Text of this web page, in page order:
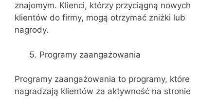
znajomym. Klienci, którzy przyciągną nowych
klientów do firmy, mogą otrzymać zniżki lub
nagrody.
Programy zaangażowania
Programy zaangażowania to programy, które
nagradzają klientów za aktywność na stronie